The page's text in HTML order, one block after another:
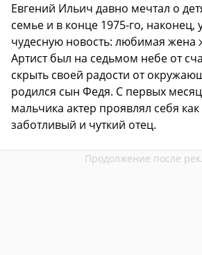
Евгений Ильич давно мечтал о
семье и в конце 1975-го, наконец,
чудесную новость: любимая жена
Артист был на седьмом небе от
скрыть своей радости от
родился сын Федя. С первых
мальчика актер проявлял себя
заботливый и чуткий отец.